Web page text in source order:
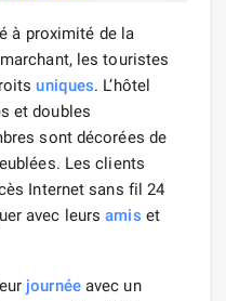
à proximité de la
les touristes
uniques. L’hôtel
et doubles
sont décorées de
Les clients
Internet sans fil 24
avec leursamis et
journéeavec un